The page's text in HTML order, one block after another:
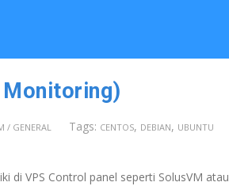
Monitoring)
/ GENERAL Tags: CENTOS, DEBIAN, UBUNTU
di VPS Control panel seperti SolusVM atau